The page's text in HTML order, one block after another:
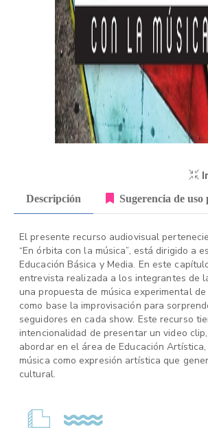
Descripción Sugerencia de uso
El presente recurso audiovisual
“En órbita con la música”, está dirigido a
Educación Básica y Media. En este
entrevista realizada a los integrantes de
una propuesta de música experimental
como base la improvisación para
seguidores en cada show. Este recurso
intencionalidad de presentar un video
abordar en el área de Educación
música como expresión artística que
cultural.